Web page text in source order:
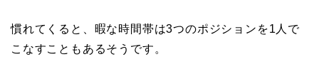
慣れてくると、暇な時間帯は3つのポジションを1人で
こなすこともあるそうです。